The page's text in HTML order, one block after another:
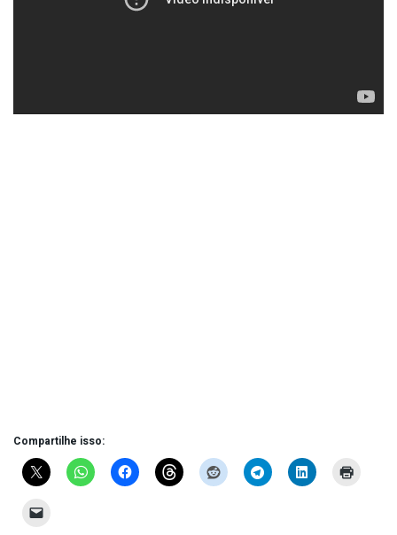
Compartilhe isso: